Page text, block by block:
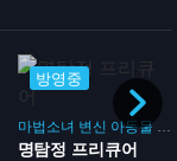
미스터리 다크 판타지
방영중
마법소녀 액션
주식회사 마지루미에